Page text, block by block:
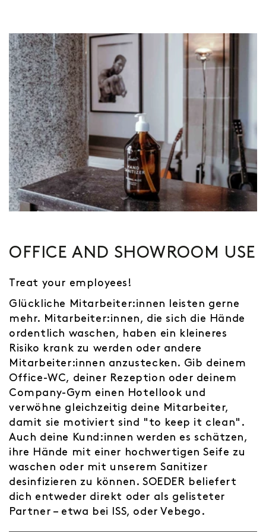
OFFICE AND SHOWROOM USE
Treat your employees!
Glückliche Mitarbeiter:innen leisten gerne
mehr. Mitarbeiter:innen, die sich die Hände
ordentlich waschen, haben ein kleineres
Risiko krank zu werden oder andere
Mitarbeiter:innen anzustecken. Gib deinem
Office-WC, deiner Rezeption oder deinem
Company-Gym einen Hotellook und
verwöhne gleichzeitig deine Mitarbeiter,
damit sie motiviert sind "to keep it clean".
Auch deine Kund:innen werden es schätzen,
ihre Hände mit einer hochwertigen Seife zu
waschen oder mit unserem Sanitizer
desinfizieren zu können. SOEDER beliefert
dich entweder direkt oder als gelisteter
Partner – etwa bei ISS, oder Vebego.